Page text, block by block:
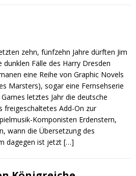
zehn, fünfzehn Jahre dürften Jim
Fälle des Harry Dresden
eine Reihe von Graphic Novels
Marsters), sogar eine Fernsehserie
letztes Jahr die deutsche
freigeschaltetes Add-On zur
Komponisten Erdenstern,
wann die Übersetzung des
dagegen ist jetzt[…]